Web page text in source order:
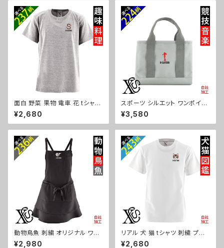
れ プレゼント 馬 鳥 インコ 文鳥
パンダ 魚 動物 ori-a-cap25-
b06-s
面白 野菜 果物 電車 花 tシャツ
リアル 刺繍 プレゼント 5.6oz
オリジナル 半袖 Tシャツ メンズ
ワンポイント ロゴ おしゃれ 無
m-tst2-g09-s
¥2,680
スポーツ シルエット ワンポイン
ト 刺繍 オリジナル 仕分け上手
ミニトートバッグ レディース 仕
切り 便利 トートバック メンズ グ
日 母の日 プレゼントギフト 卒
業 記念品 部活 卒団 サッカー
バスケ テニス 誕生日 ori-a-ba
g25-g08-s
¥3,580
動物鳥魚 刺繍 オリジナル ワン
ポイント エプロン プレゼント ワ
¥2,980
リアル 犬 猫 tシャツ 刺繍 プレ
ゼント 5.6oz オリジナル 半袖
¥2,680